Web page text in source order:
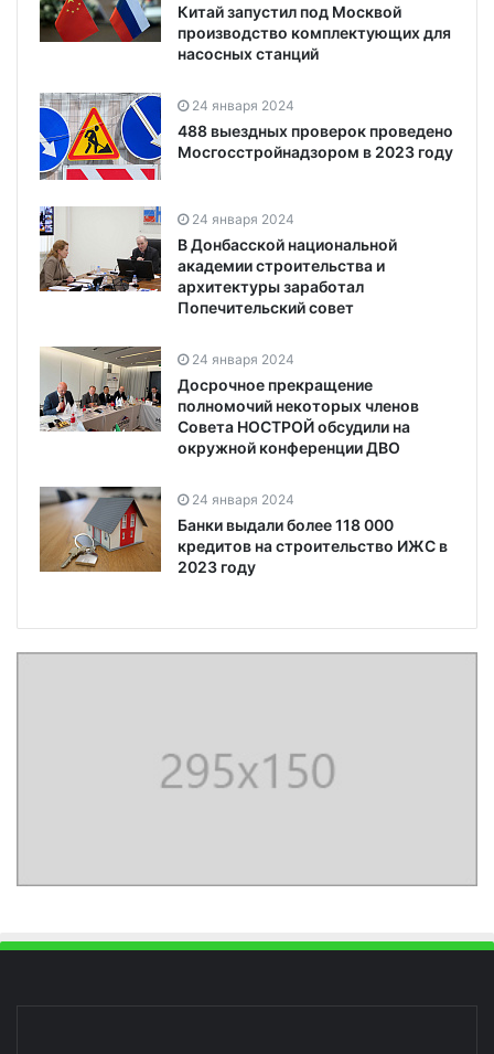
Китай запустил под Москвой
производство комплектующих для
насосных станций
24 января 2024
488 выездных проверок проведено
Мосгосстройнадзором в 2023 году
24 января 2024
В Донбасской национальной
академии строительства и
архитектуры заработал
Попечительский совет
24 января 2024
Досрочное прекращение
полномочий некоторых членов
Совета НОСТРОЙ обсудили на
окружной конференции ДВО
24 января 2024
Банки выдали более 118 000
кредитов на строительство ИЖС в
2023 году